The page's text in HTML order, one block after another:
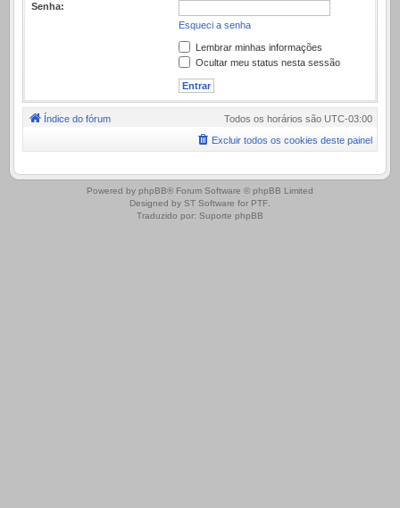
Senha:
Esqueci a senha
Lembrar minhas informações
Ocultar meu status nesta sessão
Índice do fórum Todos os horários são UTC-03:00
Excluir todos os cookies deste painel
.
Powered by phpBB® Forum Software © phpBB Limited
Designed by ST Software for PTF.
Traduzido por: Suporte phpBB